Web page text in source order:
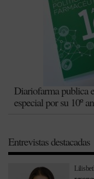
Diariofarma publica
especial por su 10º
Entrevistas destacadas